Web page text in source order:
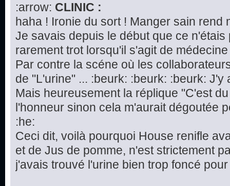
:arrow: CLINIC :
haha ! Ironie du sort ! Manger sain rend
Je savais depuis le début que ce
rarement trot lorsqu'il s'agit de
Par contre la scéne où les
de "L'urine" ... :beurk: :beurk: :beurk:
Mais heureusement la réplique "C'est
l'honneur sinon cela m'aurait dégoutée
:he:
Ceci dit, voilà pourquoi House renifle
et de Jus de pomme, n'est strictement
j'avais trouvé l'urine bien trop foncé